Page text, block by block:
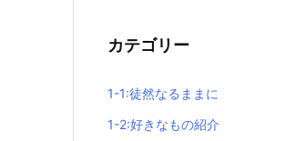
カテゴリー
1-1:徒然なるままに
1-2:好きなもの紹介